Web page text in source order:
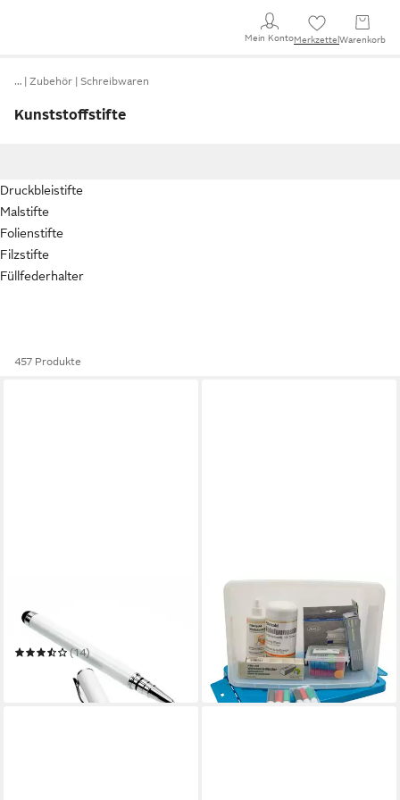
Mein KontoMerkzettel Warenkorb
… Zubehör Schreibwaren
Kunststoffstifte
Druckbleistifte
Malstifte
Folienstifte
Filzstifte
Füllfederhalter
457 Produkte
Bleistift 2-in-1 Stylus Pen
mit Kugelschreiber für
Smartphones und Tablets
(14)
in 2-3 Werktagen bei dir
BETZOLD
Whiteboard Marker
Whiteboard-Sparset
53,95 €
in 2-3 Werktagen bei dir